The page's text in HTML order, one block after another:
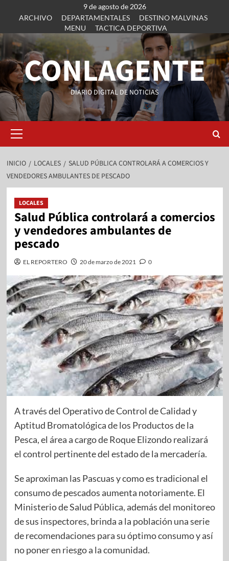
9 de agosto de 2026
ARCHIVO
DEPARTAMENTALES
DESTINO MALVINAS
MENU
TACTICA DEPORTIVA
CONLAGENTE
DIARIO DIGITAL DE NOTICIAS
INICIO LOCALES
SALUD PÚBLICA CONTROLARÁ A COMERCIOS Y
VENDEDORES AMBULANTES DE PESCADO
LOCALES
Salud Pública controlará a comercios
y vendedores ambulantes de
pescado
EL REPORTERO 20 de marzo de 2021 0
A través del Operativo de Control de Calidad y
Aptitud Bromatológica de los Productos de la
Pesca, el área a cargo de Roque Elizondo realizará
el control pertinente del estado de la mercadería.
Se aproximan las Pascuas y como es tradicional el
consumo de pescados aumenta notoriamente. El
Ministerio de Salud Pública, además del monitoreo
de sus inspectores, brinda a la población una serie
de recomendaciones para su óptimo consumo y así
no poner en riesgo a la comunidad.